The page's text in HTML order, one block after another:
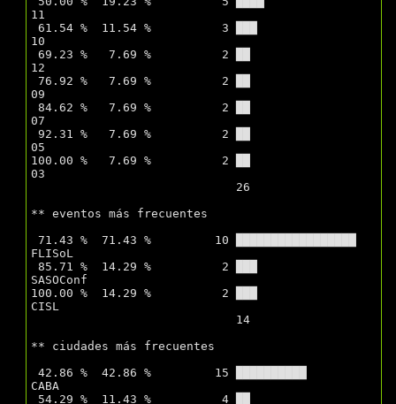
11
61.54 %  11.54 %          3 ███
10
69.23 %   7.69 %          2 ██
12
76.92 %   7.69 %          2 ██
09
84.62 %   7.69 %          2 ██
07
92.31 %   7.69 %          2 ██
05
100.00 %   7.69 %          2 ██
03
** eventos más frecuentes
71.43 %  71.43 %         10 █████████████████
FLISoL
85.71 %  14.29 %          2 ███
SASOConf
100.00 %  14.29 %          2 ███
CISL
** ciudades más frecuentes
42.86 %  42.86 %         15 ██████████
CABA